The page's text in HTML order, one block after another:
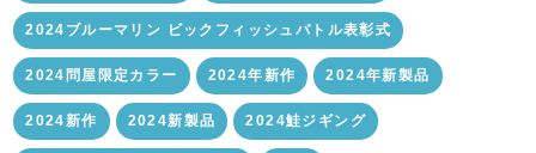
2024ブルーマリン ビックフィッシュバトル表彰式
2024問屋限定カラー 2024年新作 2024年新製品
2024新作 2024新製品 2024鮭ジギング